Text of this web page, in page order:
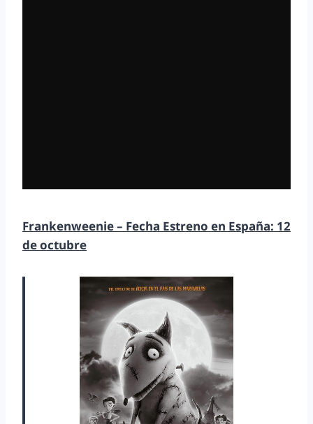
Frankenweenie – Fecha Estreno en España: 12
de octubre